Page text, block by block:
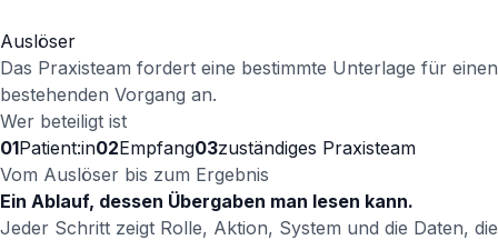
Auslöser
Das Praxisteam fordert eine bestimmte Unterlage für einen
bestehenden Vorgang an.
Wer beteiligt ist
01Patient:in02Empfang03zuständiges Praxisteam
Vom Auslöser bis zum Ergebnis
Ein Ablauf, dessen Übergaben man lesen kann.
Jeder Schritt zeigt Rolle, Aktion, System und die Daten, die